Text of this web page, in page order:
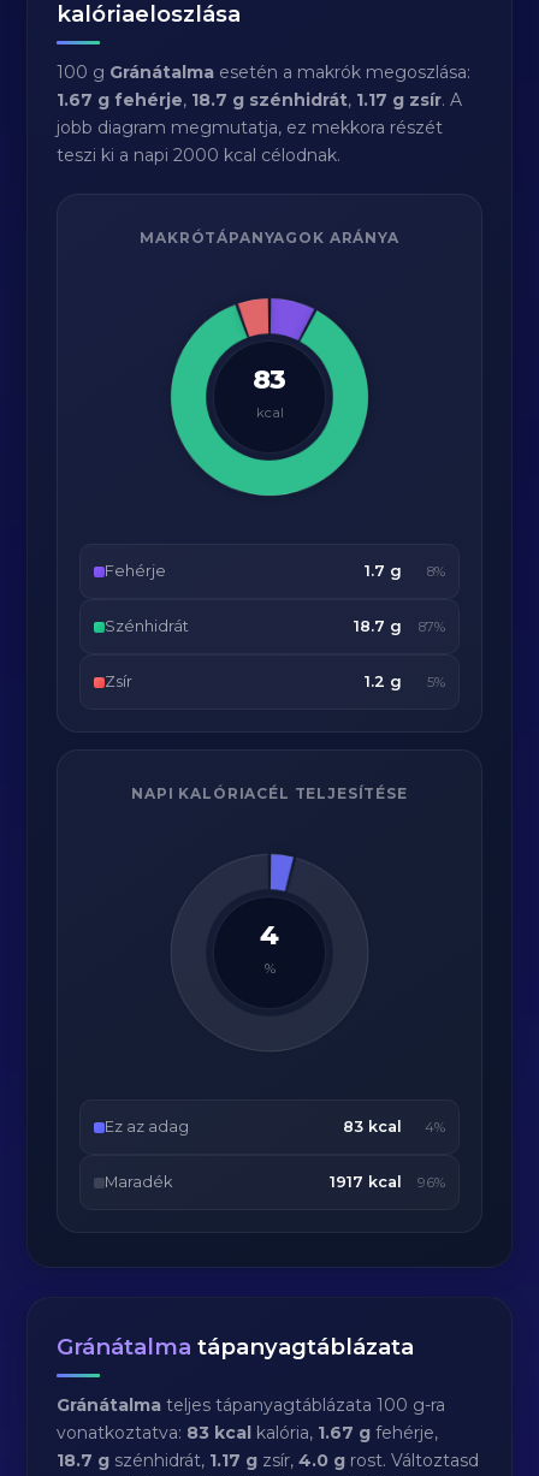
kalóriaeloszlása
100 g Gránátalma esetén a makrók megoszlása:
1.67 g fehérje, 18.7 g szénhidrát, 1.17 g zsír. A
jobb diagram megmutatja, ez mekkora részét
teszi ki a napi 2000 kcal célodnak.
MAKRÓTÁPANYAGOK ARÁNYA
83
kcal
Fehérje 1.7 g 8%
Szénhidrát 18.7 g 87%
Zsír 1.2 g 5%
NAPI KALÓRIACÉL TELJESÍTÉSE
4
%
Ez az adag 83 kcal 4%
Maradék 1917 kcal 96%
Gránátalma tápanyagtáblázata
Gránátalma teljes tápanyagtáblázata 100 g-ra
vonatkoztatva: 83 kcal kalória, 1.67 g fehérje,
18.7 g szénhidrát, 1.17 g zsír,4.0 g rost. Változtasd